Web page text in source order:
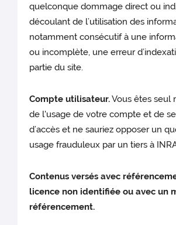
quelconque dommage direct ou
découlant de l’utilisation des
notamment consécutif à une
ou incomplète, une erreur
partie du site.
Compte utilisateur.Vous êtes seul
de l'usage de votre compte et de
d’accès et ne sauriez opposer un
usage frauduleux par un tiers à
Contenus versés avec
licence non identifiée ou avec un
référencement.